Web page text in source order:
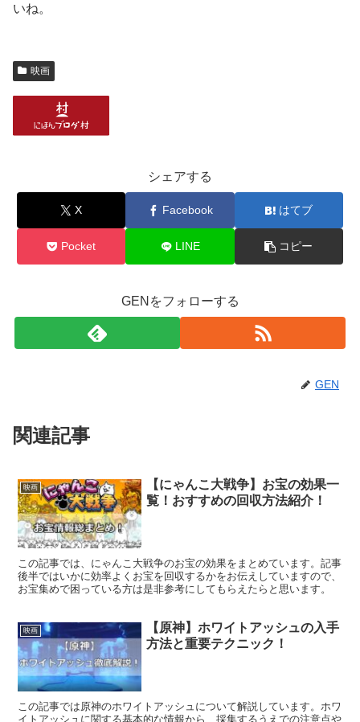
いね。
映画
シェアする
X Facebook はてブ
Pocket LINE コピー
GENをフォローする
GEN
関連記事
映画
【にゃんこ大戦争】お宝の効果一
覧！おすすめの回収方法紹介！
この記事では、にゃんこ大戦争のお宝の効果をまとめています。記事
後半ではいかに効率よくお宝を回収するかをお伝えしていますので、
お宝集めで困っている方は是非参考にしてもらえたらと思います。
映画
【原神】ホワイトアッシュの入手
方法と重要テクニック！
この記事では原神のホワイトアッシュについて解説しています。ホワ
イトアッシュに関する基本的な情報から、採集するうえでの注意点や